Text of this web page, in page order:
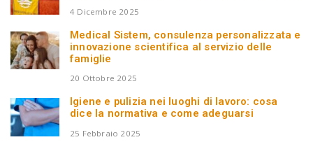
4 Dicembre 2025
Medical Sistem, consulenza personalizzata e
innovazione scientifica al servizio delle
famiglie
20 Ottobre 2025
Igiene e pulizia nei luoghi di lavoro: cosa
dice la normativa e come adeguarsi
25 Febbraio 2025